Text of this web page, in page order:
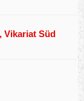
Vikariat Süd